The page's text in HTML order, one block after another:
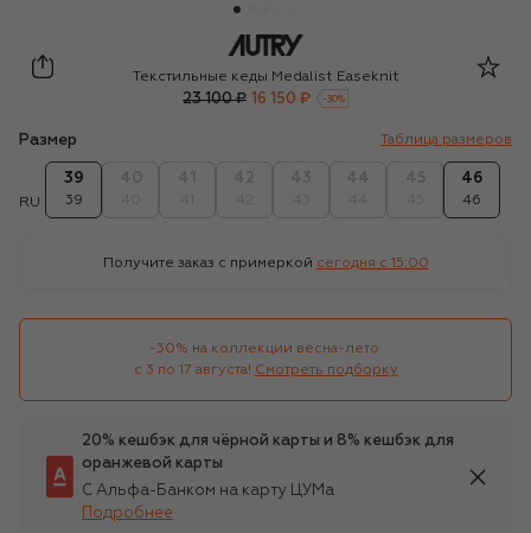
Autry
Текстильные кеды Medalist Easeknit
23 100 ₽ 16 150 ₽ -30%
Размер Таблица размеров
RU
39
39
46
46
Получите заказ с примеркой сегодня c 15:00
-30% на коллекции весна-лето
с 3 по 17 августа! Смотреть подборку
20% кешбэк для чёрной карты и 8% кешбэк для
оранжевой карты
С Альфа-Банком на карту ЦУМа
Подробнее